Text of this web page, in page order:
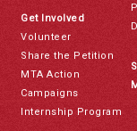
Get Involved
Volunteer
Share the Petition
MTA Action
Campaigns
Internship Program